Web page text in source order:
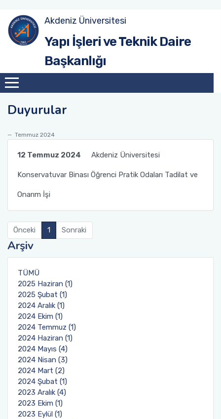
Akdeniz Üniversitesi
Yapı İşleri ve Teknik Daire
Başkanlığı
Duyurular
Temmuz 2024
12 Temmuz 2024 Akdeniz Üniversitesi
Konservatuvar Binası Öğrenci Pratik Odaları Tadilat ve
Onarım İşi
Önceki 1 Sonraki
Arşiv
TÜMÜ
2025 Haziran (1)
2025 Şubat (1)
2024 Aralık (1)
2024 Ekim (1)
2024 Temmuz (1)
2024 Haziran (1)
2024 Mayıs (4)
2024 Nisan (3)
2024 Mart (2)
2024 Şubat (1)
2023 Aralık (4)
2023 Ekim (1)
2023 Eylül (1)
Yönetim
Yatırım Şube Müdürlüğü
Yapım Şube Müdürlüğü
Bakım Onarım Şube Müdürlüğü
Peyzaj Şube Müdürlüğü
İdari İşler Şube Müdürlüğü